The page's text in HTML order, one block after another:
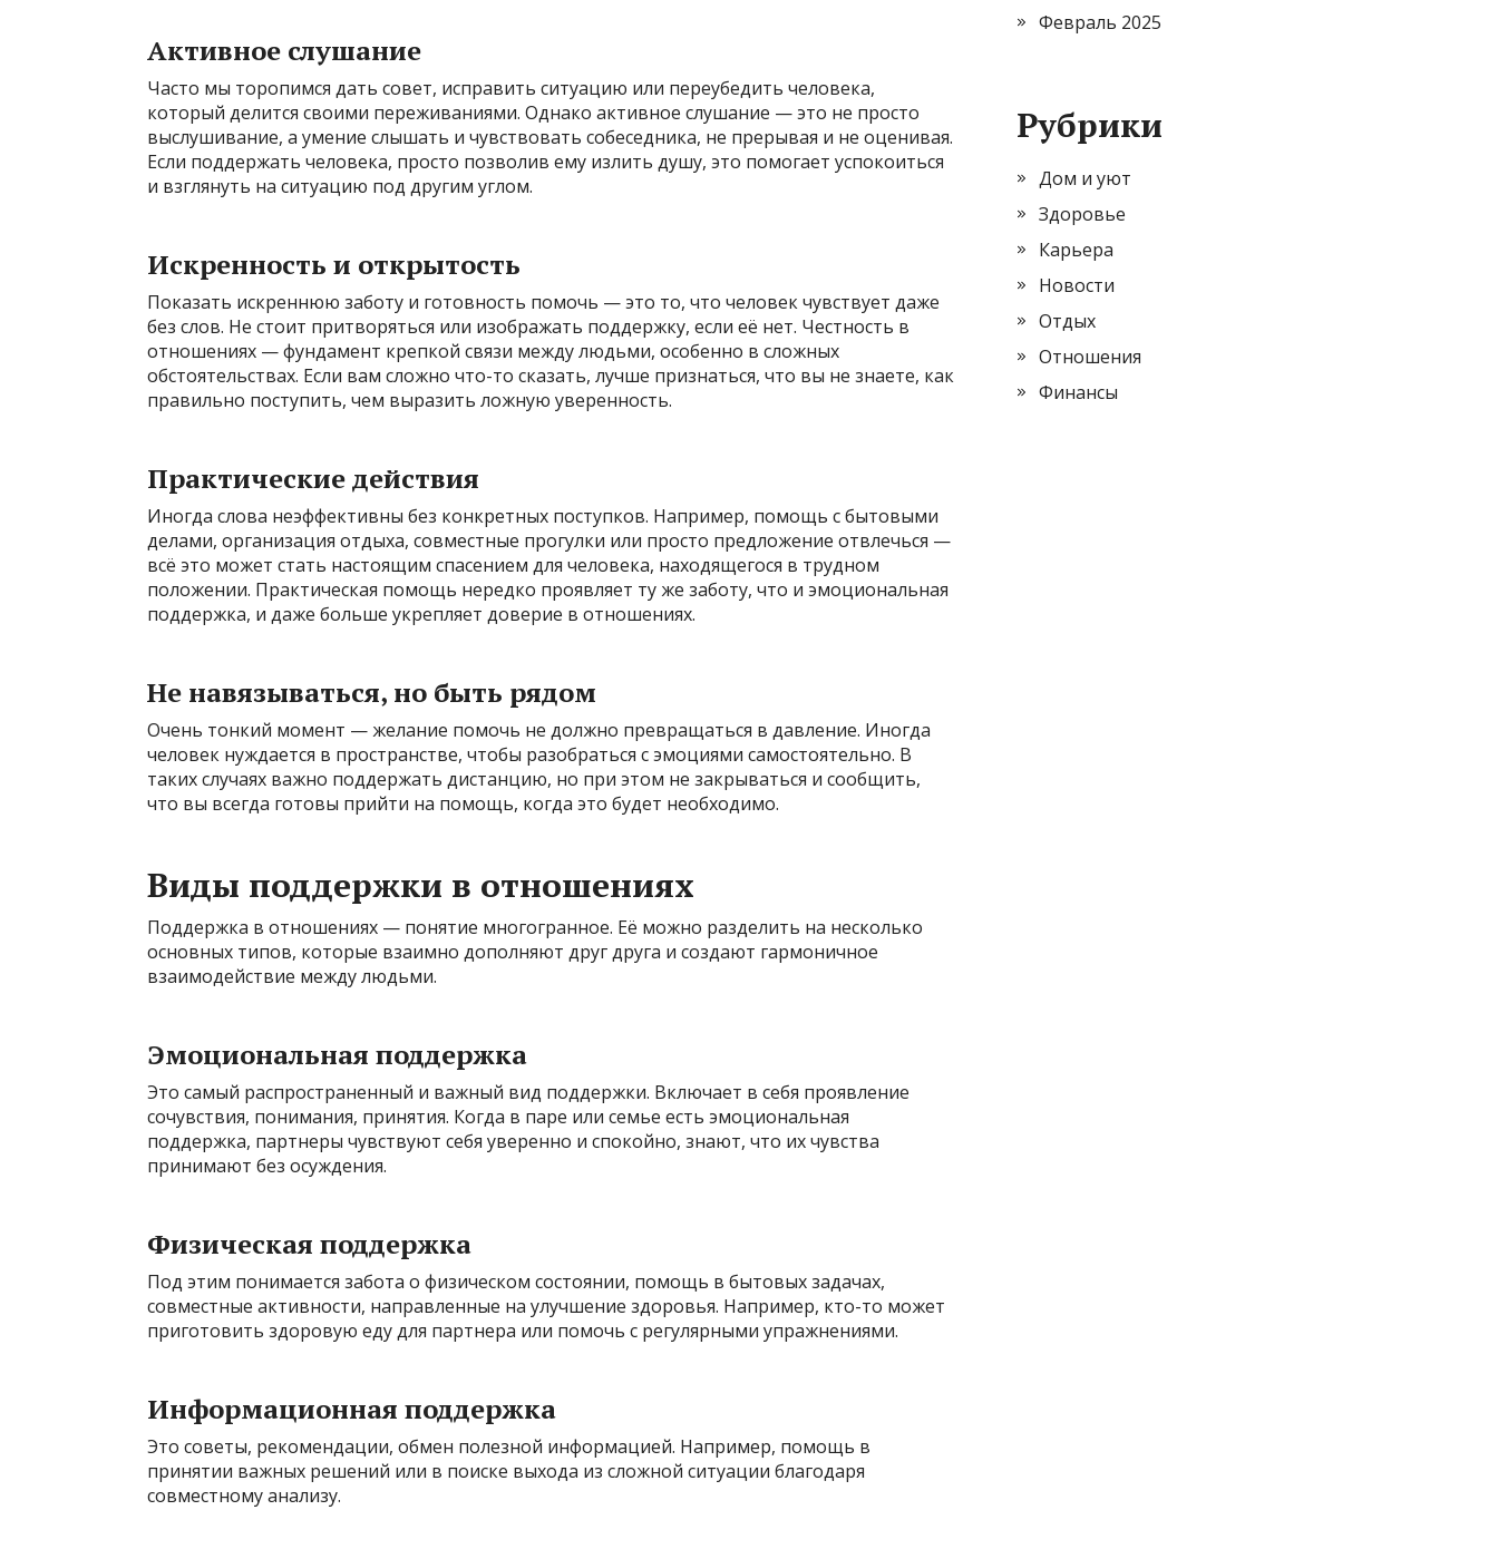
Активное слушание
Часто мы торопимся дать совет, исправить ситуацию или переубедить человека,
который делится своими переживаниями. Однако активное слушание — это не просто
выслушивание, а умение слышать и чувствовать собеседника, не прерывая и не оценивая.
Если поддержать человека, просто позволив ему излить душу, это помогает успокоиться
и взглянуть на ситуацию под другим углом.
Искренность и открытость
Показать искреннюю заботу и готовность помочь — это то, что человек чувствует даже
без слов. Не стоит притворяться или изображать поддержку, если её нет. Честность в
отношениях — фундамент крепкой связи между людьми, особенно в сложных
обстоятельствах. Если вам сложно что-то сказать, лучше признаться, что вы не знаете, как
правильно поступить, чем выразить ложную уверенность.
Практические действия
Иногда слова неэффективны без конкретных поступков. Например, помощь с бытовыми
делами, организация отдыха, совместные прогулки или просто предложение отвлечься —
всё это может стать настоящим спасением для человека, находящегося в трудном
положении. Практическая помощь нередко проявляет ту же заботу, что и эмоциональная
поддержка, и даже больше укрепляет доверие в отношениях.
Не навязываться, но быть рядом
Очень тонкий момент — желание помочь не должно превращаться в давление. Иногда
человек нуждается в пространстве, чтобы разобраться с эмоциями самостоятельно. В
таких случаях важно поддержать дистанцию, но при этом не закрываться и сообщить,
что вы всегда готовы прийти на помощь, когда это будет необходимо.
Виды поддержки в отношениях
Поддержка в отношениях — понятие многогранное. Её можно разделить на несколько
основных типов, которые взаимно дополняют друг друга и создают гармоничное
взаимодействие между людьми.
Эмоциональная поддержка
Это самый распространенный и важный вид поддержки. Включает в себя проявление
сочувствия, понимания, принятия. Когда в паре или семье есть эмоциональная
поддержка, партнеры чувствуют себя уверенно и спокойно, знают, что их чувства
принимают без осуждения.
Физическая поддержка
Под этим понимается забота о физическом состоянии, помощь в бытовых задачах,
совместные активности, направленные на улучшение здоровья. Например, кто-то может
приготовить здоровую еду для партнера или помочь с регулярными упражнениями.
Информационная поддержка
Это советы, рекомендации, обмен полезной информацией. Например, помощь в
принятии важных решений или в поиске выхода из сложной ситуации благодаря
совместному анализу.
Февраль 2025
Рубрики
Дом и уют
Здоровье
Карьера
Новости
Отдых
Отношения
Финансы